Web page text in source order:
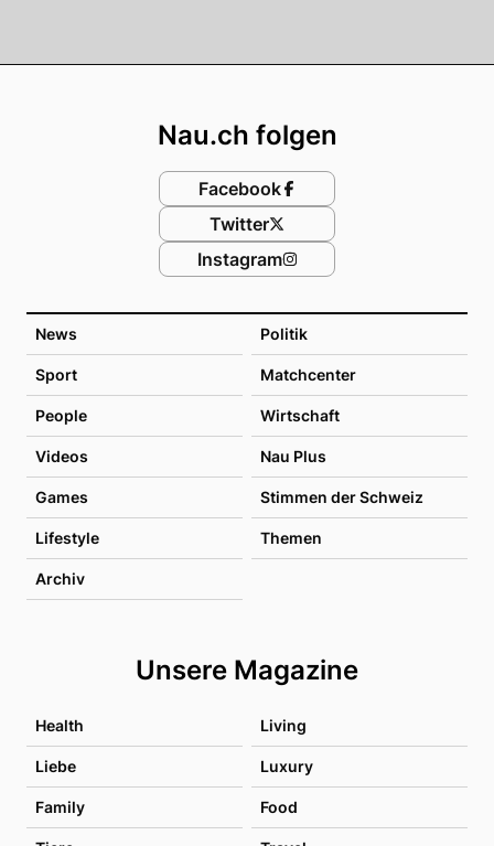
News Politik
Sport Matchcenter
People Wirtschaft
Videos Nau Plus
Games Stimmen der Schweiz
Lifestyle Themen
Archiv
Unsere Magazine
Health Living
Liebe Luxury
Family Food
Nau.ch folgen
Facebook
Twitter
Instagram